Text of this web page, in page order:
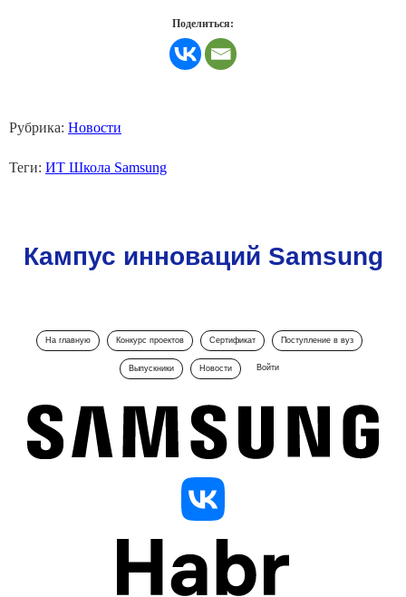
Поделиться:
Рубрика: Новости
Теги: ИТ Школа Samsung
Кампус инноваций Samsung
На главную Конкурс проектов Сертификат Поступление в вуз
Выпускники Новости Войти